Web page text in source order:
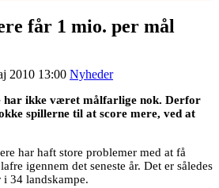
får 1 mio. per mål
2010 13:00 Nyheder
har ikke været målfarlige nok. Derfor
spillerne til at score mere, ved at
har haft store problemer med at få
igennem det seneste år. Det er således
34 landskampe.